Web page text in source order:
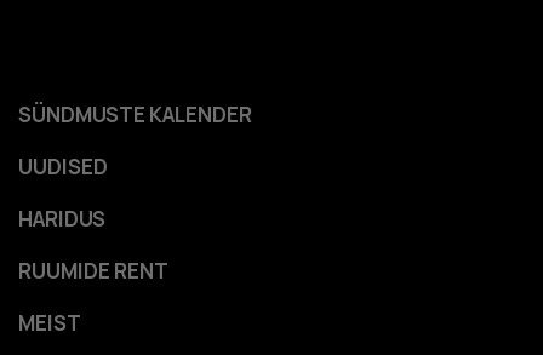
HARIDUS
RUUMIDE RENT
MEIST
SÜNDMUSTE KALENDER
UUDISED